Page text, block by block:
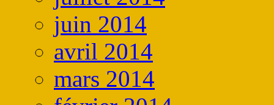
juin 2014
avril 2014
mars 2014